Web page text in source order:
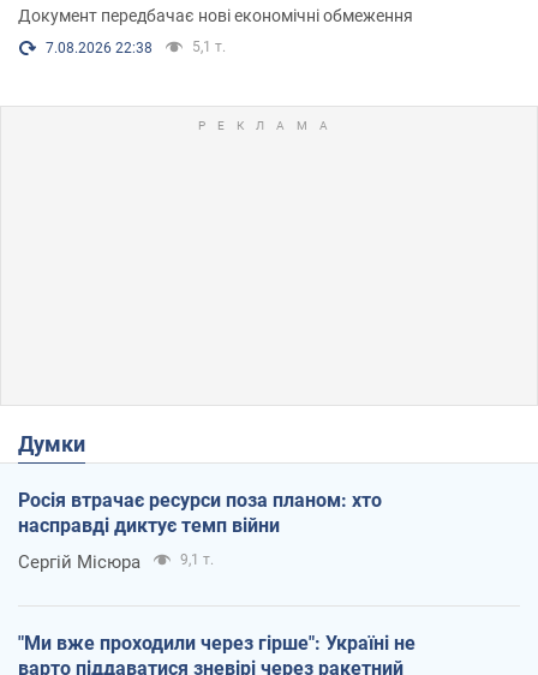
Документ передбачає нові економічні обмеження
7.08.2026 22:38 5,1 т.
Думки
Росія втрачає ресурси поза планом: хто
насправді диктує темп війни
Сергій Місюра 9,1 т.
"Ми вже проходили через гірше": Україні не
варто піддаватися зневірі через ракетний